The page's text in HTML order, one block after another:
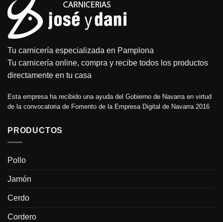
en
la
página
de
producto
Tu carnicería especializada en Pamplona
Tu carnicería online, compra y recibe todos los productos
directamente en tu casa
Esta empresa ha recibido una ayuda del Gobierno de Navarra en virtud
de la convocatoria de Fomento de la Empresa Digital de Navarra 2016
PRODUCTOS
Pollo
Jamón
Cerdo
Cordero